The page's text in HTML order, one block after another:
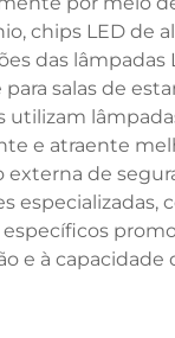
chips LED de
das
salas de
utilizam
e atraente
externa de
e à